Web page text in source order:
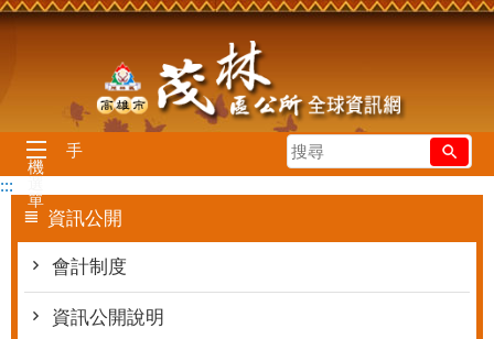
跳到主要內容區塊
搜
尋
手
機
單
:::
資訊公開
會計制度
資訊公開說明